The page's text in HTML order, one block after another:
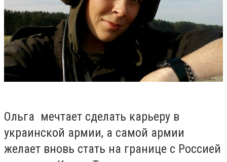
Ольга мечтает сделать карьеру в
украинской армии, а самой армии
желает вновь стать на границе с Россией